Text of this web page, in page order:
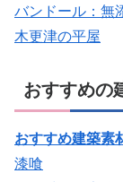
バンドール：無
木更津の平屋
おすすめの
おすすめ建築素
漆喰